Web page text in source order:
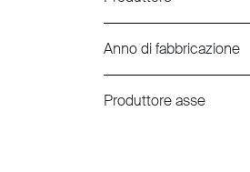
Anno di fabbricazione
Produttore asse